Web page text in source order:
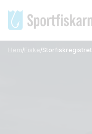
Hem/Fiske/Storfiskregistret